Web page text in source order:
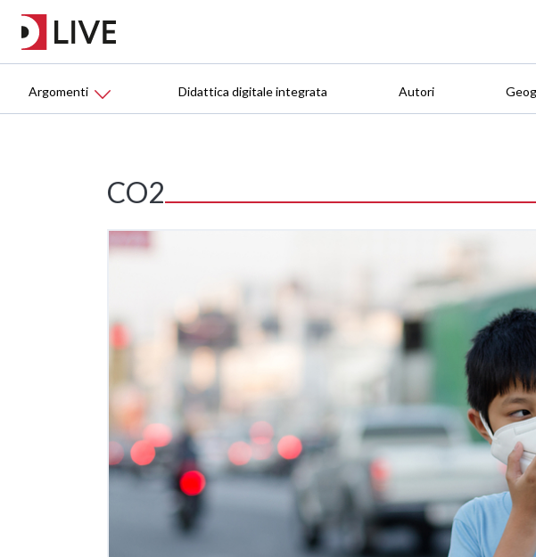
Argomenti Didattica digitale integrata Autori
CO2